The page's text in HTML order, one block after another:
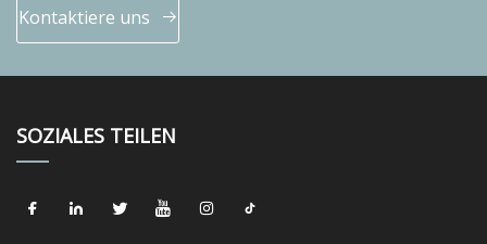
Kontaktiere uns
SOZIALES TEILEN